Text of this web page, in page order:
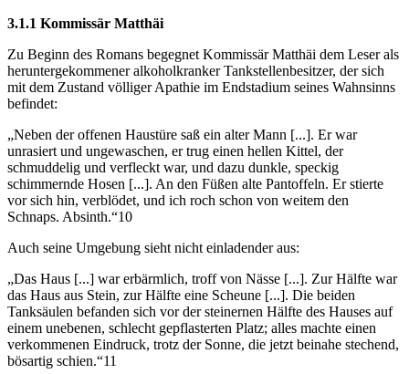
3.1.1 Kommissär Matthäi
Zu Beginn des Romans begegnet Kommissär Matthäi dem Leser als
heruntergekommener alkoholkranker Tankstellenbesitzer, der sich
mit dem Zustand völliger Apathie im Endstadium seines Wahnsinns
befindet:
„Neben der offenen Haustüre saß ein alter Mann [...]. Er war
unrasiert und ungewaschen, er trug einen hellen Kittel, der
schmuddelig und verfleckt war, und dazu dunkle, speckig
schimmernde Hosen [...]. An den Füßen alte Pantoffeln. Er stierte
vor sich hin, verblödet, und ich roch schon von weitem den
Schnaps. Absinth.“10
Auch seine Umgebung sieht nicht einladender aus:
„Das Haus [...] war erbärmlich, troff von Nässe [...]. Zur Hälfte war
das Haus aus Stein, zur Hälfte eine Scheune [...]. Die beiden
Tanksäulen befanden sich vor der steinernen Hälfte des Hauses auf
einem unebenen, schlecht gepflasterten Platz; alles machte einen
verkommenen Eindruck, trotz der Sonne, die jetzt beinahe stechend,
bösartig schien.“11